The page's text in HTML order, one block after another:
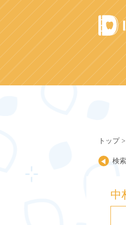
Skip
to
content
トップ
検
中